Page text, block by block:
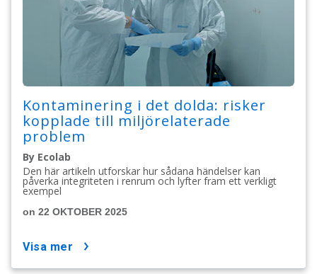
Kontaminering i det dolda: risker
kopplade till miljörelaterade
problem
By Ecolab
Den här artikeln utforskar hur sådana händelser kan
påverka integriteten i renrum och lyfter fram ett verkligt
exempel
on 22 OKTOBER 2025
visa mer